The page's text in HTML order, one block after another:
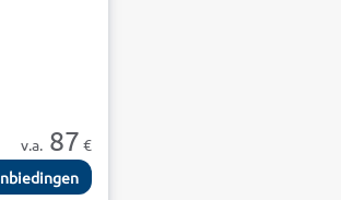
v.a. 87 €